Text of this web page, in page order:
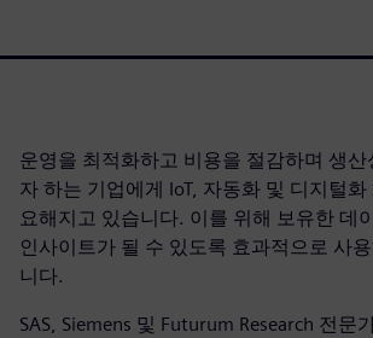
운영을 최적화하고 비용을 절감하며 생산
자 하는 기업에게 IoT, 자동화 및 디지털
요해지고 있습니다. 이를 위해 보유한 데
인사이트가 될 수 있도록 효과적으로 사
니다.
SAS, Siemens 및 Futurum Research 전문